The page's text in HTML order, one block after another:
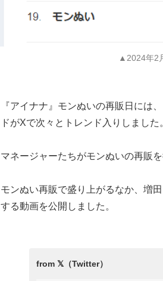
▲2024年2
『アイナナ』モンぬいの再販日には
ドがXで次々とトレンド入りしました
マネージャーたちがモンぬいの再販
モンぬい再販で盛り上がるなか、増
する動画を公開しました。